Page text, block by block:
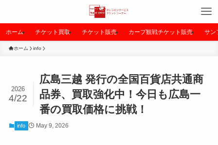
ホーム チケット買取 チケット販売 カープ観戦チケット販売 サン
ホーム info
広島三越 発行の全国百貨店共通商
品券、買取強化中！今日も広島一
番の買取価格に挑戦！
2026
4/22
info May 9, 2026